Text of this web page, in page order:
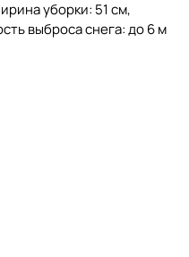
уборки: 51 см,
выброса снега: до 6 м